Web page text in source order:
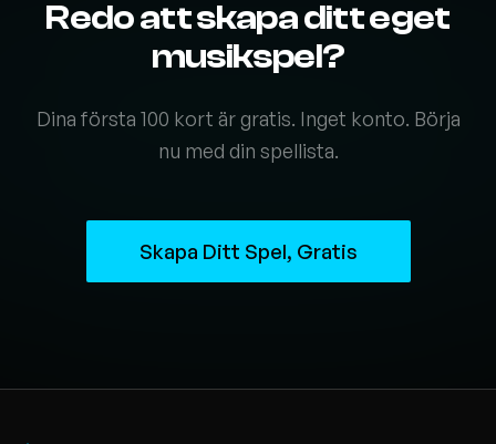
Redo att skapa ditt eget
musikspel?
Dina första 100 kort är gratis. Inget konto. Börja
nu med din spellista.
Skapa Ditt Spel, Gratis